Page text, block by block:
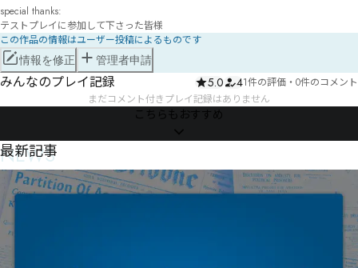
special thanks:
テストプレイに参加して下さった皆様
この作品の情報はユーザー投稿によるものです
情報を修正 管理者申請
みんなのプレイ記録 5.0 41件の評価 ・ 0件のコメント
まだコメント付きプレイ記録はありません
こちらもおすすめ
NEWS
最新記事